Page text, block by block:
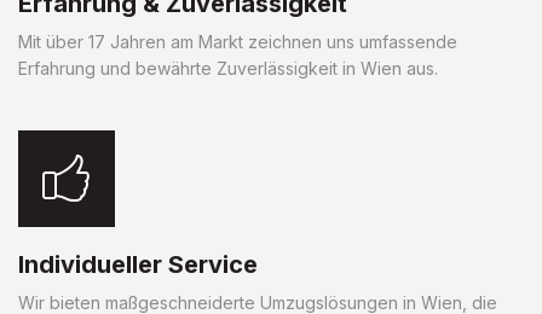
Mit über 17 Jahren am Markt zeichnen uns umfassende
Erfahrung und bewährte Zuverlässigkeit in Wien aus.
Individueller Service
Wir bieten maßgeschneiderte Umzugslösungen in Wien, die